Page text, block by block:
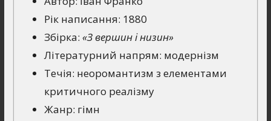
Рік написання: 1880
Збірка: «З вершин і низин»
Літературний напрям: модернізм
Течія: неоромантизм з елементами
критичного реалізму
Жанр: гімн